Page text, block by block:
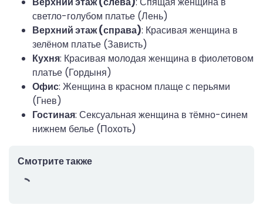
светло-голубом платье (Лень)
Верхний этаж (справа): Красивая женщина в
зелёном платье (Зависть)
Кухня: Красивая молодая женщина в фиолетовом
платье (Гордыня)
Офис: Женщина в красном плаще с перьями
(Гнев)
Гостиная: Сексуальная женщина в тёмно-синем
нижнем белье (Похоть)
Смотрите также